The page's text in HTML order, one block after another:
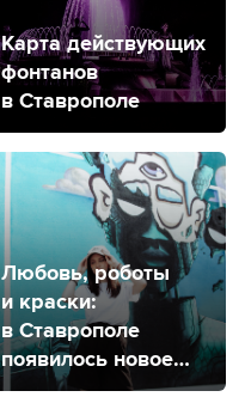
Карта действующих
фонтанов
в Ставрополе
Любовь, роботы
и краски:
в Ставрополе
появилось новое
место притяжения